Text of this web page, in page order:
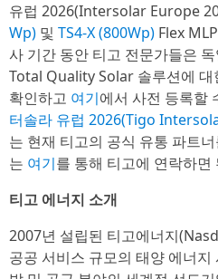
유럽 2026(Intersolar Europe
Wp) 및 TS4-X (800Wp) Flex
사 기간 동안 티고 전문가들은
Total Quality Solar 솔루션에 대
확인하고 여기에서 사전 등록할
터솔라 유럽 2026(Tigo
는 현재 티고의 공식 유통 파트
는 여기를 통해 티고에 연락하면
티고 에너지 소개
2007년 설립된 티고에너지
공공 서비스 규모의 태양 에너